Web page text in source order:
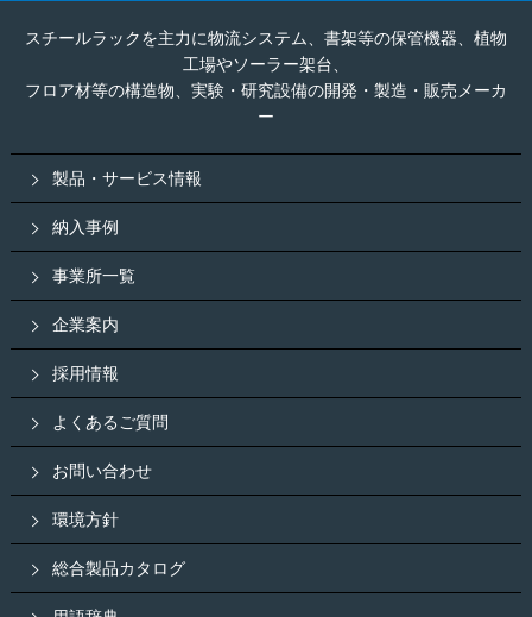
スチールラックを主力に物流システム、書架等の保管機器、植物
工場やソーラー架台、
フロア材等の構造物、実験・研究設備の開発・製造・販売メーカ
ー
製品・サービス情報
納入事例
事業所一覧
企業案内
採用情報
よくあるご質問
お問い合わせ
環境方針
総合製品カタログ